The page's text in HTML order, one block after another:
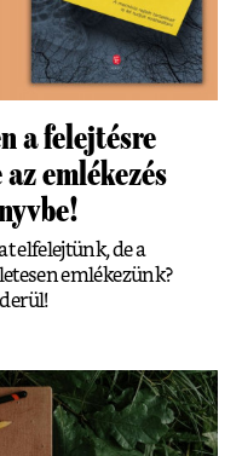
a fe­lejtésre
emlékezés
elfelejtünk, de a
emlékezünk?